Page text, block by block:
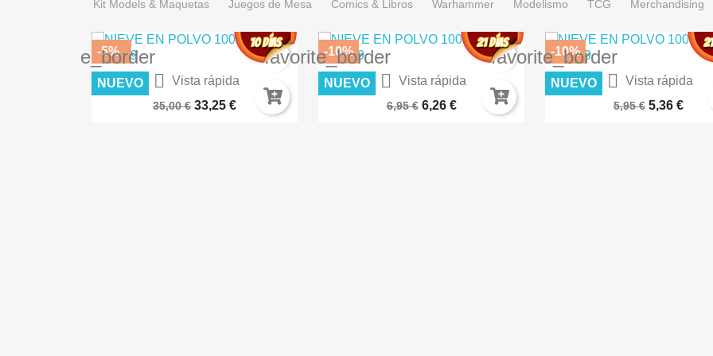
Kit Models & Maquetas Juegos de Mesa Comics & Libros Warhammer Modelismo TCG Merchandising
favorite_border

Vista rápida
Warhammer 40.000: Imperium...
35,00 € 33,25 €
-5%
NUEVO
favorite_border

Vista rápida
DESIERTO LUNAR – TERRENOS...
6,95 € 6,26 €
-10%
NUEVO
favorite_border

Vista rápida
CÉSPED FLOCK 2MM SECO
5,95 € 5,36 €
-10%
NUEVO